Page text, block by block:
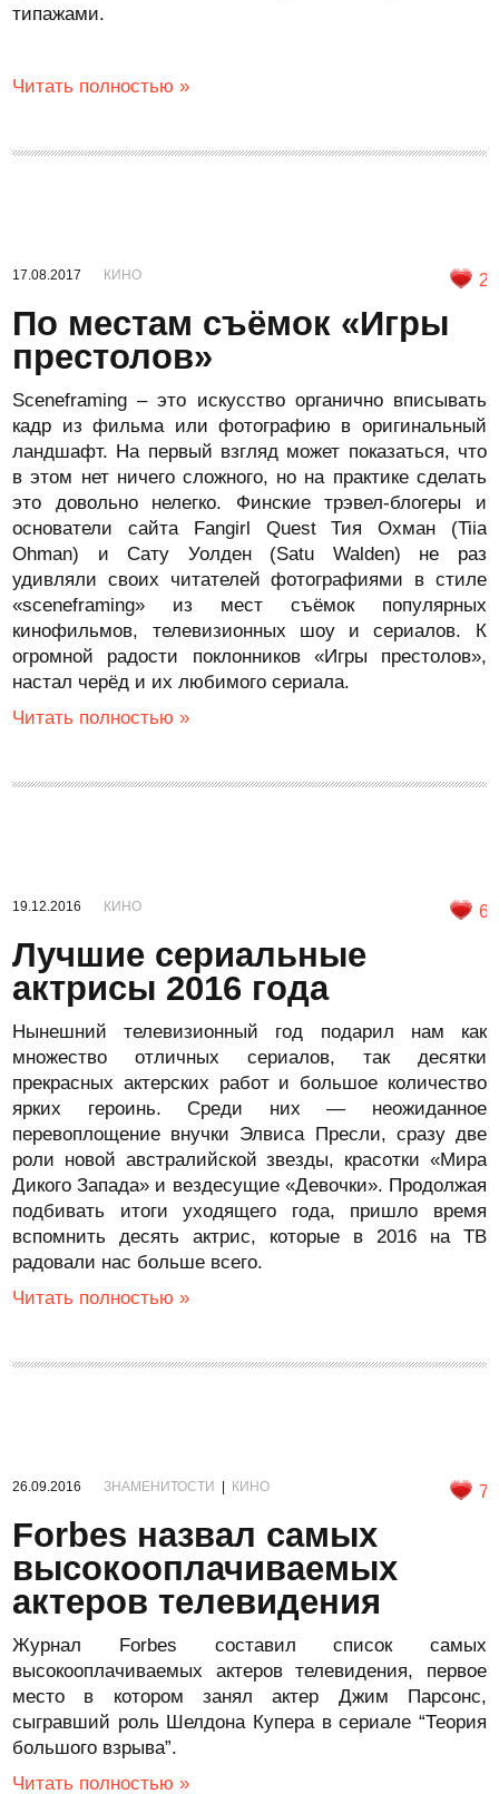
типажами.
Читать полностью »
17.08.2017 КИНО 2
По местам съёмок «Игры
престолов»
Sceneframing – это искусство органично вписывать
кадр из фильма или фотографию в оригинальный
ландшафт. На первый взгляд может показаться, что
в этом нет ничего сложного, но на практике сделать
это довольно нелегко. Финские трэвел-блогеры и
основатели сайта Fangirl Quest Тия Охман (Tiia
Ohman) и Сату Уолден (Satu Walden) не раз
удивляли своих читателей фотографиями в стиле
«sceneframing» из мест съёмок популярных
кинофильмов, телевизионных шоу и сериалов. К
огромной радости поклонников «Игры престолов»,
настал черёд и их любимого сериала.
Читать полностью »
19.12.2016 КИНО 6
Лучшие сериальные
актрисы 2016 года
Нынешний телевизионный год подарил нам как
множество отличных сериалов, так десятки
прекрасных актерских работ и большое количество
ярких героинь. Среди них — неожиданное
перевоплощение внучки Элвиса Пресли, сразу две
роли новой австралийской звезды, красотки «Мира
Дикого Запада» и вездесущие «Девочки». Продолжая
подбивать итоги уходящего года, пришло время
вспомнить десять актрис, которые в 2016 на ТВ
радовали нас больше всего.
Читать полностью »
26.09.2016 ЗНАМЕНИТОСТИ КИНО 7
Forbes назвал самых
высокооплачиваемых
актеров телевидения
Журнал Forbes составил список самых
высокооплачиваемых актеров телевидения, первое
место в котором занял актер Джим Парсонс,
сыгравший роль Шелдона Купера в сериале “Теория
большого взрыва”.
Читать полностью »